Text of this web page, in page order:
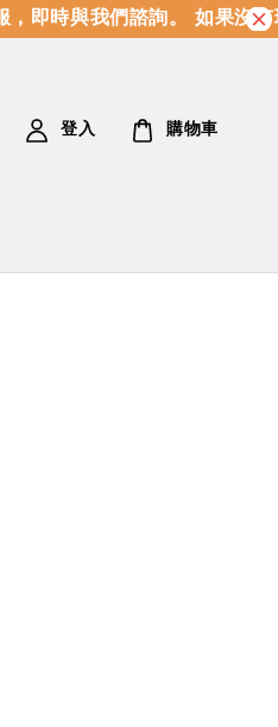
時與我們諮詢。 如果沒有
登入 購物車